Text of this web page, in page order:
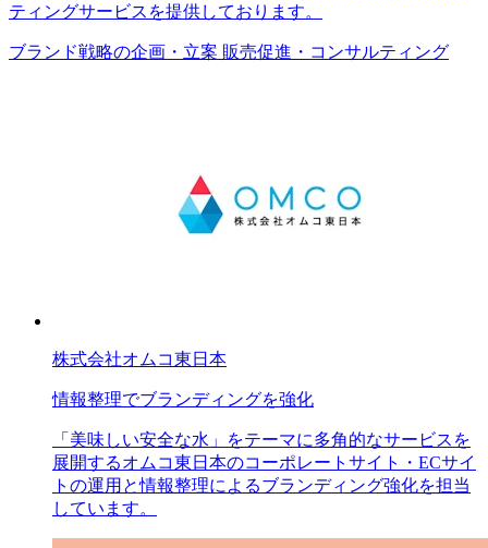
ティングサービスを提供しております。
ブランド戦略の企画・立案 販売促進・コンサルティング
株式会社オムコ東日本
情報整理でブランディングを強化
「美味しい安全な水」をテーマに多角的なサービスを
展開するオムコ東日本のコーポレートサイト・ECサイ
トの運用と情報整理によるブランディング強化を担当
しています。